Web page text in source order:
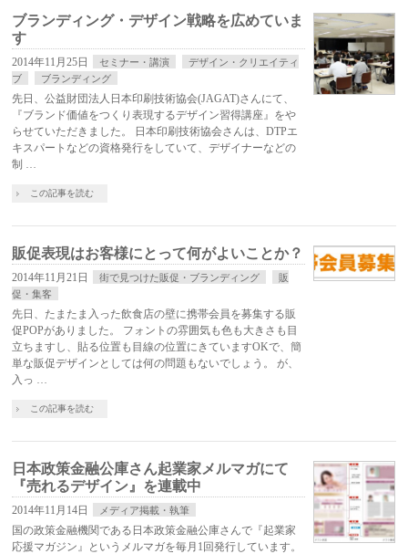
ブランディング・デザイン戦略を広めていま
す
2014年11月25日 セミナー・講演
デザイン・クリエイティ
ブ
ブランディング
先日、公益財団法人日本印刷技術協会(JAGAT)さんにて、
『ブランド価値をつくり表現するデザイン習得講座』をや
らせていただきました。 日本印刷技術協会さんは、DTPエ
キスパートなどの資格発行をしていて、デザイナーなどの
制 …
この記事を読む
販促表現はお客様にとって何がよいことか？
2014年11月21日 街で見つけた販促・ブランディング
販
促・集客
先日、たまたま入った飲食店の壁に携帯会員を募集する販
促POPがありました。 フォントの雰囲気も色も大きさも目
立ちますし、貼る位置も目線の位置にきていますOKで、簡
単な販促デザインとしては何の問題もないでしょう。 が、
入っ …
この記事を読む
日本政策金融公庫さん起業家メルマガにて
『売れるデザイン』を連載中
2014年11月14日 メディア掲載・執筆
国の政策金融機関である日本政策金融公庫さんで『起業家
応援マガジン』というメルマガを毎月1回発行しています。